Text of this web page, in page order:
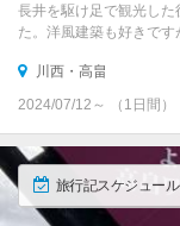
長井を駆け足で観光し
た。洋風建築も好きです
川西・高畠
2024/07/12～ （1日間）
旅行記スケジュー